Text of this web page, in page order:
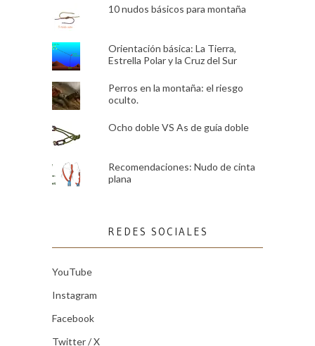
10 nudos básicos para montaña
Orientación básica: La Tierra,
Estrella Polar y la Cruz del Sur
Perros en la montaña: el riesgo
oculto.
Ocho doble VS As de guía doble
Recomendaciones: Nudo de cinta
plana
REDES SOCIALES
YouTube
Instagram
Facebook
Twitter / X